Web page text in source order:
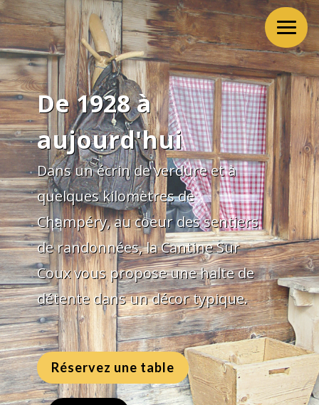
De 1928 à
aujourd'hui
Dans un écrin de verdure et à
quelques kilomètres de
Champéry,au coeur des sentiers
de randonnées,la Cantine Sur
Coux vous propose une halte de
détente dans un décor typique.
Réservez une table